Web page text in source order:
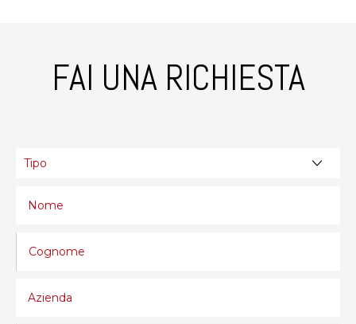
FAI UNA RICHIESTA